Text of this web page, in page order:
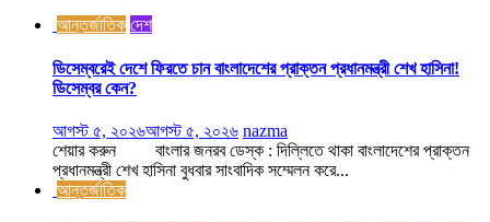
আন্তর্জাতিক দেশ
ডিসেম্বরেই দেশে ফিরতে চান বাংলাদেশের প্রাক্তন প্রধানমন্ত্রী শেখ হাসিনা!
ডিসেম্বর কেন?
আগস্ট ৫, ২০২৬আগস্ট ৫, ২০২৬ nazma
শেয়ার করুন বাংলার জনরব ডেস্ক : দিল্লিতে থাকা বাংলাদেশের প্রাক্তন
প্রধানমন্ত্রী শেখ হাসিনা বুধবার সাংবাদিক সম্মেলন করে...
আন্তর্জাতিক